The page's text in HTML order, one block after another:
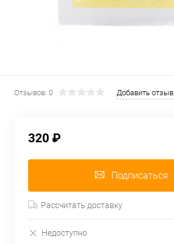
Отзывов: 0 Добавить отзыв
320 ₽
Подписаться
Рассчитать доставку
Недоступно